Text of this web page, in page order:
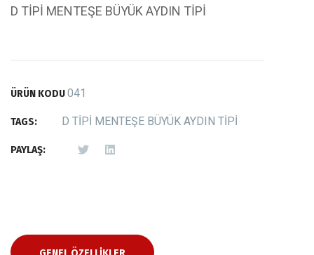
D TİPİ MENTEŞE BÜYÜK AYDIN TİPİ
ÜRÜN KODU041
TAGS: D TİPİ MENTEŞE BÜYÜK AYDIN TİPİ
PAYLAŞ: